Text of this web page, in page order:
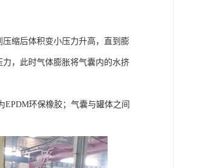
缩后体积变小压力升高，直到膨
，此时气体膨胀将气囊内的水挤
环保橡胶；气囊与罐体之间